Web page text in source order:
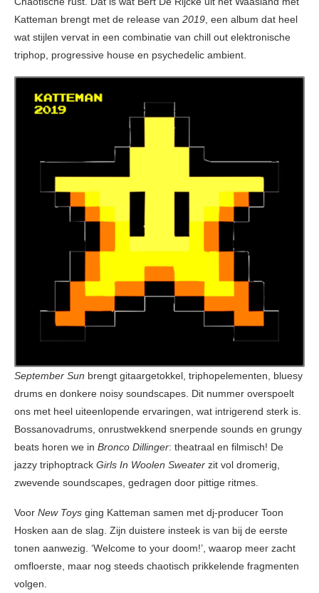
Katteman brengt met de release van 2019, een album dat heel
wat stijlen vervat in een combinatie van chill out elektronische
triphop, progressive house en psychedelic ambient.
September Sun brengt gitaargetokkel, triphopelementen, bluesy
drums en donkere noisy soundscapes. Dit nummer overspoelt
ons met heel uiteenlopende ervaringen, wat intrigerend sterk is.
Bossanovadrums, onrustwekkend snerpende sounds en grungy
beats horen we in Bronco Dillinger: theatraal en filmisch! De
jazzy triphoptrack Girls In Woolen Sweater zit vol dromerig,
zwevende soundscapes, gedragen door pittige ritmes.
Voor New Toys ging Katteman samen met dj-producer Toon
Hosken aan de slag. Zijn duistere insteek is van bij de eerste
tonen aanwezig. ‘Welcome to your doom!’, waarop meer zacht
omfloerste, maar nog steeds chaotisch prikkelende fragmenten
volgen.